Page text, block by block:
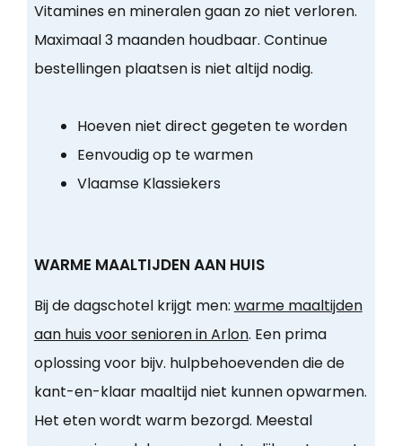
Vitamines en mineralen gaan zo niet verloren.
Maximaal 3 maanden houdbaar. Continue
bestellingen plaatsen is niet altijd nodig.
Hoeven niet direct gegeten te worden
Eenvoudig op te warmen
Vlaamse Klassiekers
WARME MAALTIJDEN AAN HUIS
Bij de dagschotel krijgt men: warme maaltijden
aan huis voor senioren in Arlon. Een prima
oplossing voor bijv. hulpbehoevenden die de
kant-en-klaar maaltijd niet kunnen opwarmen.
Het eten wordt warm bezorgd. Meestal